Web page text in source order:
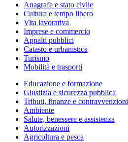
Anagrafe e stato civile
Cultura e tempo libero
Vita lavorativa
Imprese e commercio
Appalti pubblici
Catasto e urbanistica
Turismo
Mobilità e trasporti
Educazione e formazione
Giustizia e sicurezza pubblica
Tributi, finanze e contravvenzioni
Ambiente
Salute, benessere e assistenza
Autorizzazioni
Agricoltura e pesca